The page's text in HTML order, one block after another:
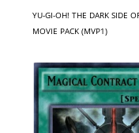
YU-GI-OH! THE DARK SIDE
MOVIE PACK (MVP1)